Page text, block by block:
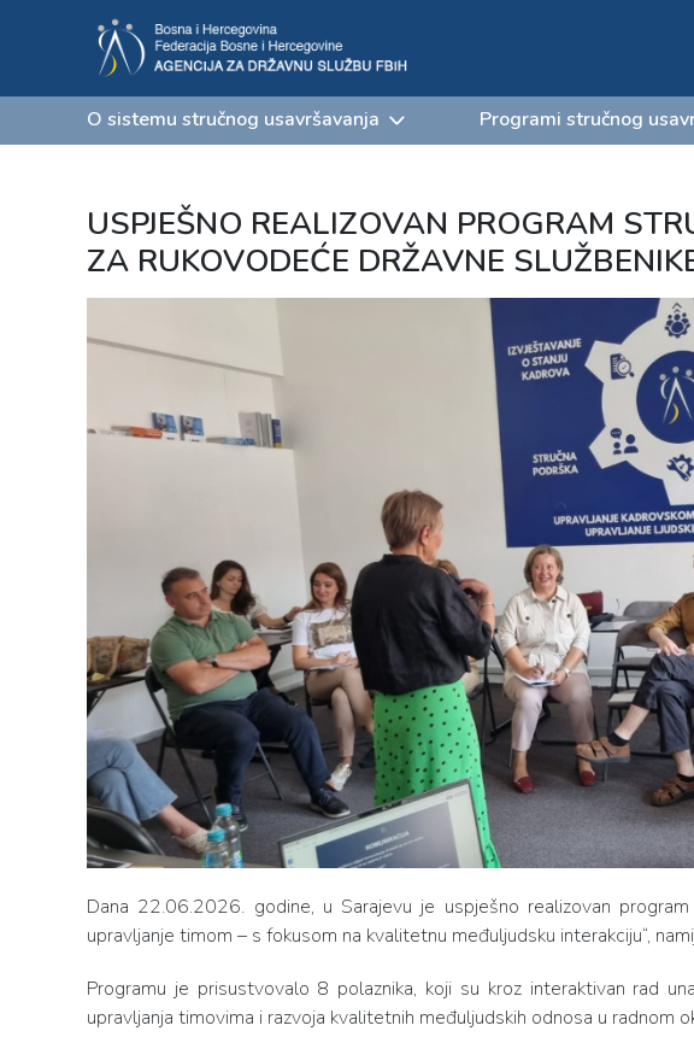
O sistemu stručnog usavršavanja Programi stručnog
USPJEŠNO REALIZOVAN PROGRAM
ZA RUKOVODEĆE DRŽAVNE
Dana 22.06.2026. godine, u Sarajevu je uspješno realizovan
upravljanje timom – s fokusom na kvalitetnu međuljudsku interakciju“,
Programu je prisustvovalo 8 polaznika, koji su kroz interaktivan rad
upravljanja timovima i razvoja kvalitetnih međuljudskih odnosa u radnom